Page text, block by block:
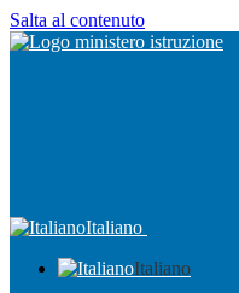
Salta al contenuto
Italiano
Italiano